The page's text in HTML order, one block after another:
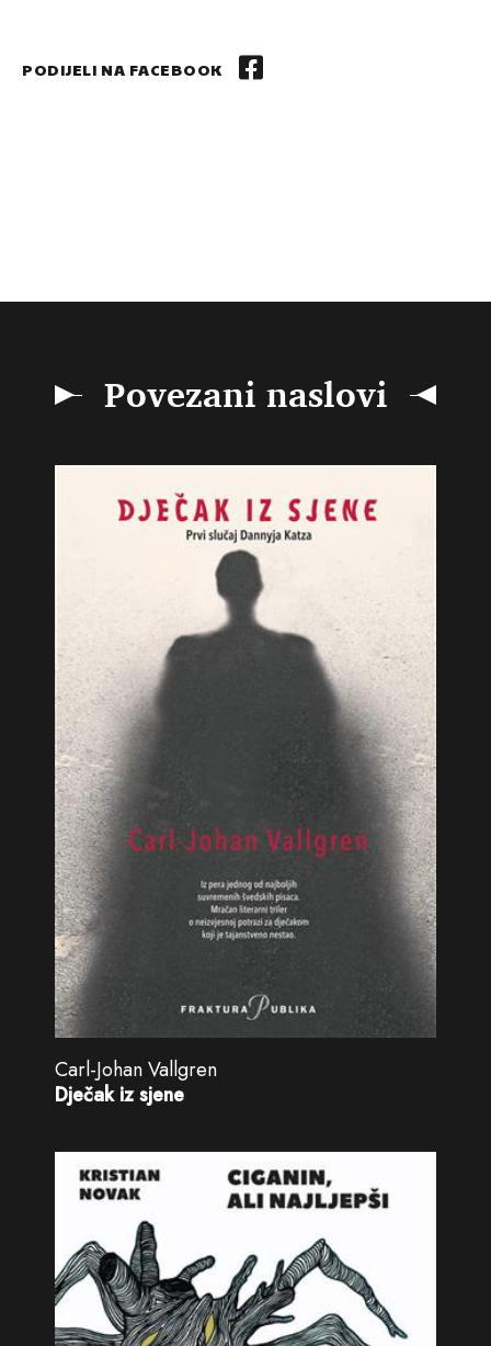
PODIJELI NA FACEBOOK
Povezani naslovi
Carl-Johan Vallgren
Dječak iz sjene